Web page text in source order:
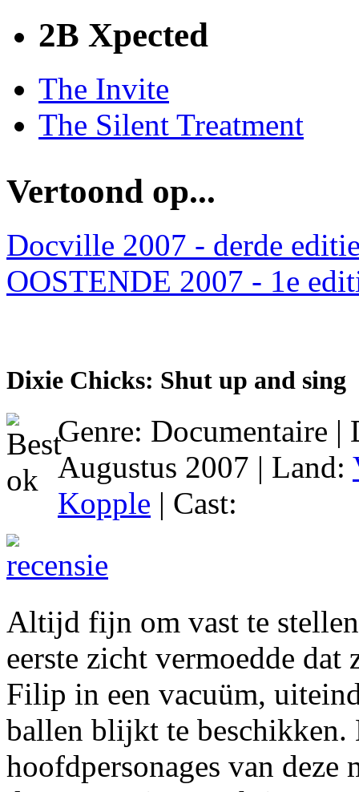
2B Xpected
The Invite
The Silent Treatment
Vertoond op...
Docville 2007 - derde
OOSTENDE 2007 - 1e
Dixie Chicks: Shut up and sing
Genre: Documentaire |
Augustus 2007 | Land:
Kopple | Cast:
Altijd fijn om vast te
eerste zicht vermoedde
Filip in een vacuüm,
ballen blijkt te beschikken.
hoofdpersonages van deze